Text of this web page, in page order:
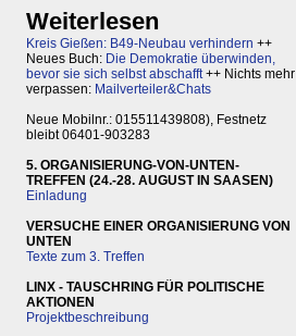
Weiterlesen
Kreis Gießen: B49-Neubau verhindern ++
Neues Buch: Die Demokratie überwinden,
bevor sie sich selbst abschafft++ Nichts mehr
verpassen: Mailverteiler&Chats
Neue Mobilnr.: 015511439808), Festnetz
bleibt 06401-903283
5. ORGANISIERUNG-VON-UNTEN-
TREFFEN (24.-28. AUGUST IN SAASEN)
Einladung
VERSUCHE EINER ORGANISIERUNG VON
UNTEN
Texte zum 3. Treffen
LINX - TAUSCHRING FÜR POLITISCHE
AKTIONEN
Projektbeschreibung